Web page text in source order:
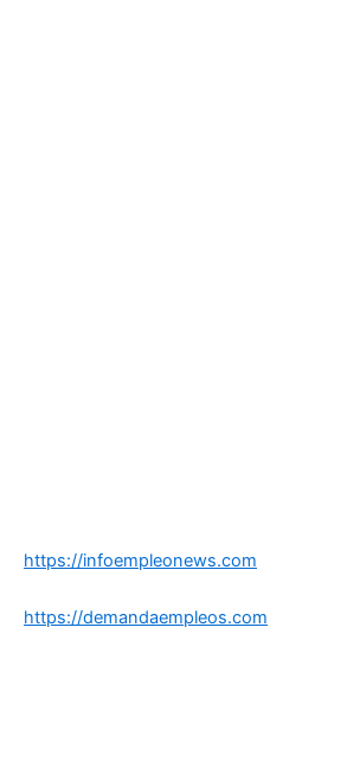
https://infoempleonews.com
https://demandaempleos.com